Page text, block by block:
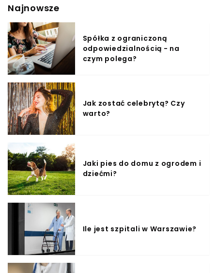
budowę sygnalizacji.
Najnowsze
Spółka z ograniczoną
odpowiedzialnością - na
czym polega?
Jak zostać celebrytą? Czy
warto?
Jaki pies do domu z ogrodem i
dziećmi?
Ile jest szpitali w Warszawie?